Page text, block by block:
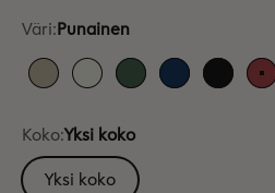
Väri:Punainen
HiekkaValkoinen
VihreäSininenMusta
Koko:Yksi koko
Yksi koko